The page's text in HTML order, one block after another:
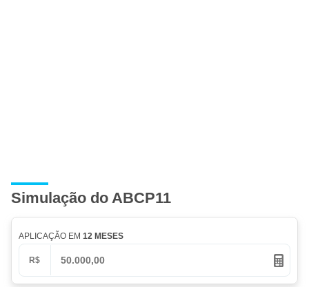
Simulação do ABCP11
APLICAÇÃO EM 12 MESES
R$